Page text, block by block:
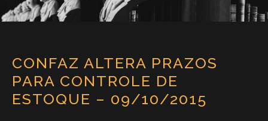
CONFAZ ALTERA PRAZOS
PARA CONTROLE DE
ESTOQUE – 09/10/2015